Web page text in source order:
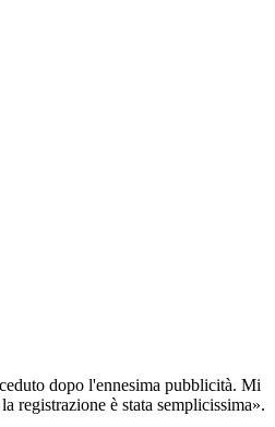
dopo l'ennesima pubblicità. Mi
registrazione è stata semplicissima».